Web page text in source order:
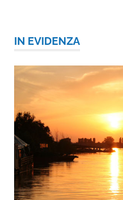
IN EVIDENZA